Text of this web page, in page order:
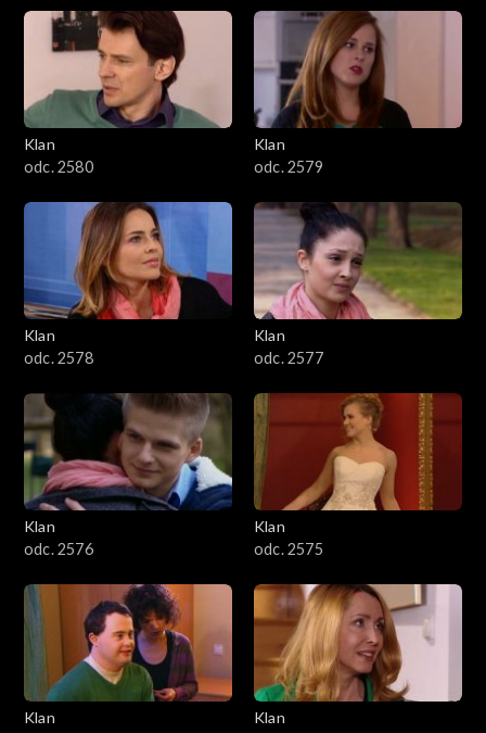
1101–1200
1001–1100
901–1000
801–900
701–800
601–700
501–600
401–500
301–400
201–300
101–200
Klan
odc. 2580
Klan
odc. 2579
Klan
odc. 2578
Klan
odc. 2577
Klan
odc. 2576
Klan
odc. 2575
Klan
Klan